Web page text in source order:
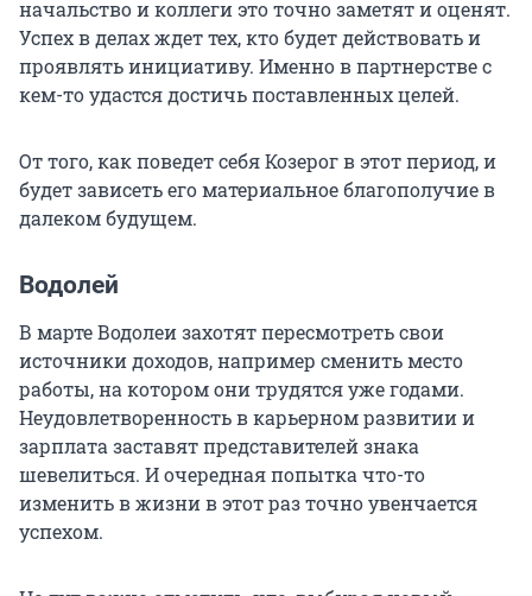
начальство и коллеги это точно заметят и оценят.
Успех в делах ждет тех, кто будет действовать и
проявлять инициативу. Именно в партнерстве с
кем-то удастся достичь поставленных целей.
От того, как поведет себя Козерог в этот период, и
будет зависеть его материальное благополучие в
далеком будущем.
Водолей
В марте Водолеи захотят пересмотреть свои
источники доходов, например сменить место
работы, на котором они трудятся уже годами.
Неудовлетворенность в карьерном развитии и
зарплата заставят представителей знака
шевелиться. И очередная попытка что-то
изменить в жизни в этот раз точно увенчается
успехом.